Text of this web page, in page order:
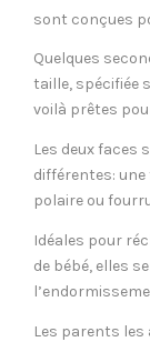
sont conçues
Quelques
taille, spécifiée
voilà prêtes
Les deux faces
différentes: une
polaire ou
Idéales pour
de bébé, elles
Les parents